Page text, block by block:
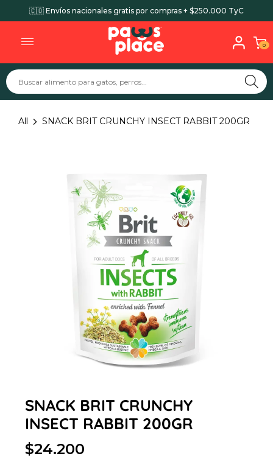
🇨🇴 Envíos nacionales gratis por compras + $250.000 TyC
0
All SNACK BRIT CRUNCHY INSECT RABBIT 200GR
SNACK BRIT CRUNCHY
INSECT RABBIT 200GR
$24.200